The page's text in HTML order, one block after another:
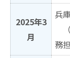
2025年3
月
兵
務